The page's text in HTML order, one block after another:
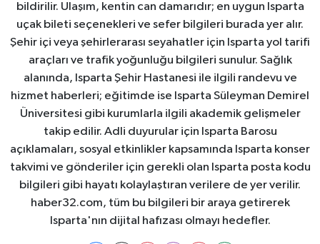
bildirilir. Ulaşım, kentin can damarıdır; en uygun Isparta
uçak bileti seçenekleri ve sefer bilgileri burada yer alır.
Şehir içi veya şehirlerarası seyahatler için Isparta yol tarifi
araçları ve trafik yoğunluğu bilgileri sunulur. Sağlık
alanında, Isparta Şehir Hastanesi ile ilgili randevu ve
hizmet haberleri; eğitimde ise Isparta Süleyman Demirel
Üniversitesi gibi kurumlarla ilgili akademik gelişmeler
takip edilir. Adli duyurular için Isparta Barosu
açıklamaları, sosyal etkinlikler kapsamında Isparta konser
takvimi ve gönderiler için gerekli olan Isparta posta kodu
bilgileri gibi hayatı kolaylaştıran verilere de yer verilir.
haber32.com, tüm bu bilgileri bir araya getirerek
Isparta'nın dijital hafızası olmayı hedefler.